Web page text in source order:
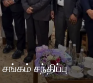
சந்திப்பு